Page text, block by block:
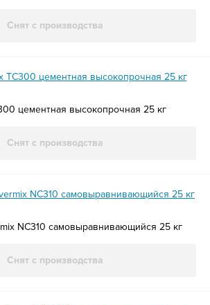
Снят с производства
цементная высокопрочная 25 кг
Снят с производства
NC310 самовыравнивающийся 25 кг
Снят с производства